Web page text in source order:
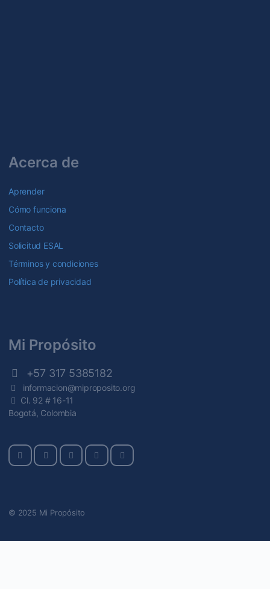
Acerca de
Aprender
Cómo funciona
Contacto
Solicitud ESAL
Términos y condiciones
Política de privacidad
Mi Propósito
+57 317 5385182
informacion@miproposito.org
Cl. 92 # 16-11
Bogotá, Colombia
© 2025 Mi Propósito